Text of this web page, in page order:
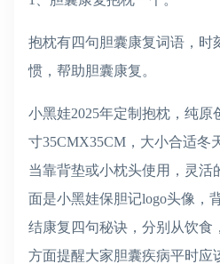
抱枕有四句胆囊康复词语，时
惯，帮助胆囊康复。
小黑娃2025年定制抱枕，纯原
寸35CMX35CM，大小合适冬
当靠背垫或小枕头使用，灵活
面是小黑娃保胆记logo头像，
结康复四句秘诀，分别从饮食
方面提醒大家胆囊疾病平时应